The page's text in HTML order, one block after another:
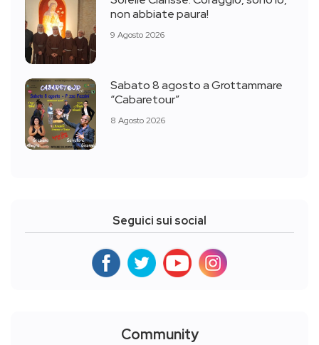
non abbiate paura!
9 Agosto 2026
Sabato 8 agosto a Grottammare
“Cabaretour”
8 Agosto 2026
Seguici sui social
Community